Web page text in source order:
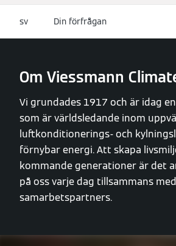
sv Din förfrågan
Om Viessmann
Vi grundades 1917 och är idag
som är världsledande inom
luftkonditionerings- och
förnybar energi. Att skapa
kommande generationer är det
på oss varje dag tillsammans
samarbetspartners.